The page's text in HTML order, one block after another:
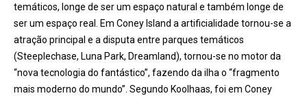
temáticos, longe de ser um espaço natural e também longe de
ser um espaço real. Em Coney Island a artificialidade tornou-se a
atração principal e a disputa entre parques temáticos
(Steeplechase, Luna Park, Dreamland), tornou-se no motor da
“nova tecnologia do fantástico”, fazendo da ilha o “fragmento
mais moderno do mundo”. Segundo Koolhaas, foi em Coney